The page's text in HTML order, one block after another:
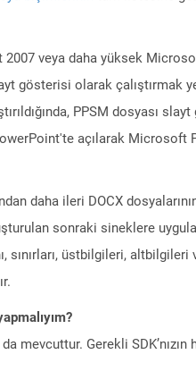
2007 veya daha yüksek
gösterisi olarak çalıştırmak
PPSM dosyası
açılarak Microsoft
daha ileri DOCX
sonraki sineklere
sınırları, üstbilgileri,
mevcuttur. Gerekli